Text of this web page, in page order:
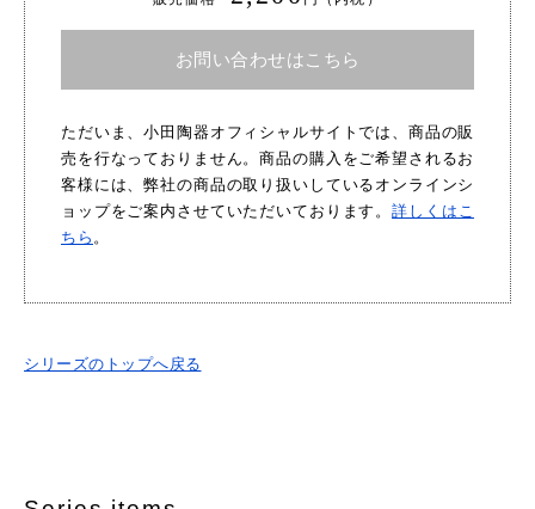
お問い合わせはこちら
ただいま、小田陶器オフィシャルサイトでは、商品の販
売を行なっておりません。商品の購入をご希望されるお
客様には、弊社の商品の取り扱いしているオンラインシ
ョップをご案内させていただいております。詳しくはこ
ちら 。
シリーズのトップへ戻る